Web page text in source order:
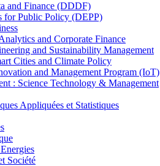
and Finance (DDDF)
for Public Policy (DEPP)
and Corporate Finance
and Sustainability Management
Cities and Climate Policy
and Management Program (IoT)
: Science Technology & Management
Appliquées et Statistiques
Société